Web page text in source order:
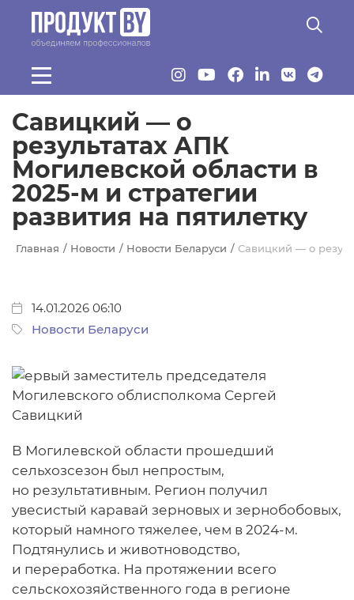
Перейти к основному содержанию
Савицкий — о
результатах АПК
Могилевской области в
2025-м и стратегии
развития на пятилетку
Главная Новости Новости Беларуси Савицкий — о
14.01.2026 06:10
Новости Беларуси
В Могилевской области прошедший
сельхозсезон был непростым,
но результативным. Регион получил
увесистый каравай зерновых и зернобобовых,
который намного тяжелее, чем в 2024‑м.
Подтянулись и животноводство,
и переработка. На протяжении всего
сельскохозяйственного года в регионе